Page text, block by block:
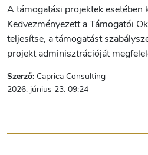
A támogatási projektek esetében
Kedvezményezett a Támogatói
teljesítse, a támogatást
projekt adminisztrációját
Szerző: Caprica Consulting
2026. június 23. 09:24